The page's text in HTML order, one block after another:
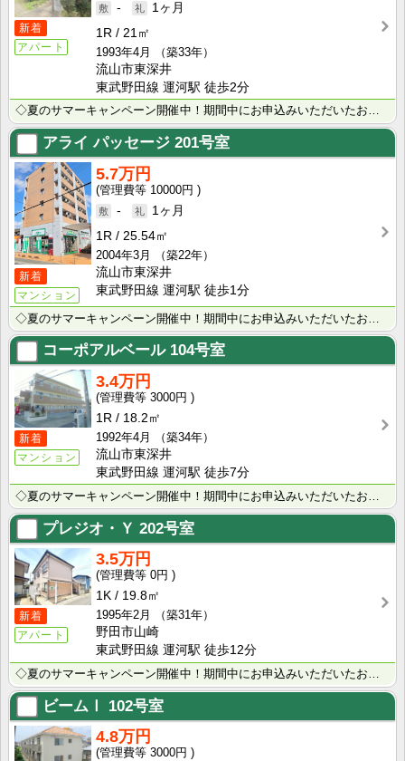
新着
アパート
-
1ヶ月
1R
21㎡
1993年4月
（築33年）
流山市東深井
東武野田線 運河駅 徒歩2分
◇夏のサマーキャンペーン開催中！期間中にお申込みいただいたお客様へ、500円分のQUOカード＋日用品･･･
アライ パッセージ 201号室
新着
マンション
5.7万円
10000円
-
1ヶ月
1R
25.54㎡
2004年3月
（築22年）
流山市東深井
東武野田線 運河駅 徒歩1分
コーポアルベール104号室
新着
マンション
3.4万円
3000円
1R
18.2㎡
1992年4月
（築34年）
流山市東深井
東武野田線 運河駅 徒歩7分
プレジオ・Ｙ 202号室
新着
アパート
3.5万円
0円
1K
19.8㎡
1995年2月
（築31年）
野田市山崎
東武野田線 運河駅 徒歩12分
ビームⅠ 102号室
4.8万円
3000円